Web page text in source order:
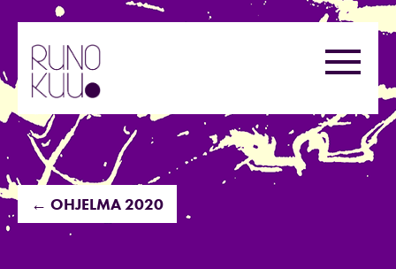
sisältöön
← OHJELMA 2020